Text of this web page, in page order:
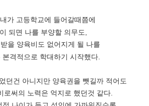
가 고등학교에 들어갈때쯤에
되면 나를 부양할 의무도,
을 양육비도 없어지게 될 나를
본격적으로 학대하기 시작했다.
던건 아니지만 양육권을 뺏길까 적어도
로써의 노력은 억지로 했던것 같다.